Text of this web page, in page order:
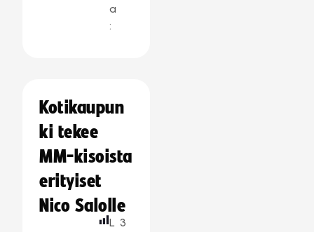
a
:
Kotikaupun
ki tekee
MM-kisoista
erityiset
Nico Salolle
L 3